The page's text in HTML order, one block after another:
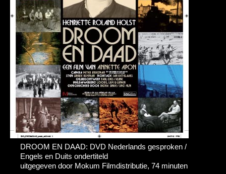
DROOM EN DAAD: DVD Nederlands gesproken /
Engels en Duits ondertiteld
uitgegeven door Mokum Filmdistributie, 74 minuten